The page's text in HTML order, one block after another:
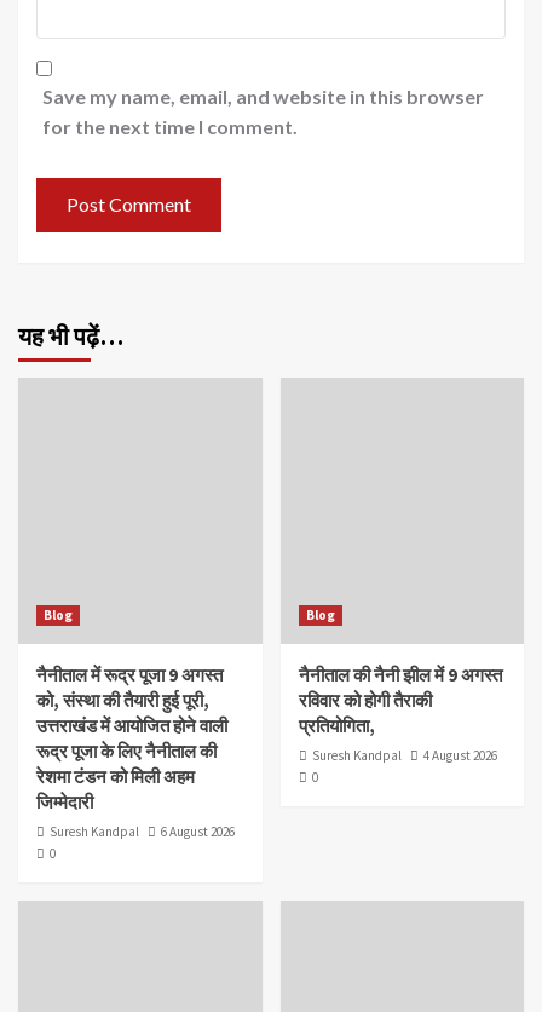
Save my name, email, and website in this browser
for the next time I comment.
यह भी पढ़ें…
Blog
नैनीताल में रूद्र पूजा 9 अगस्त
को, संस्था की तैयारी हुई पूरी,
उत्तराखंड में आयोजित होने वाली
रूद्र पूजा के लिए नैनीताल की
रेशमा टंडन को मिली अहम
जिम्मेदारी
Suresh Kandpal
6 August 2026
0
Blog
नैनीताल की नैनी झील में 9 अगस्त
रविवार को होगी तैराकी
प्रतियोगिता,
Suresh Kandpal
4 August 2026
0